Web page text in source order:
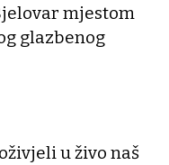
mjestom
glazbenog
u živo naš